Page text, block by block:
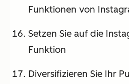
Funktionen von
Setzen Sie auf die
Funktion
Diversifizieren Sie Ihr